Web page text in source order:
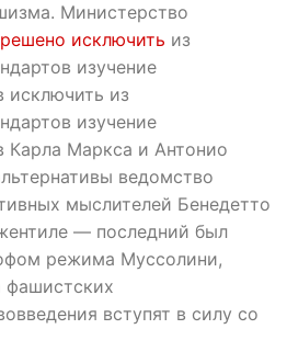
Министерство
решено исключить из
изучение
исключить из
изучение
Карла Маркса и Антонио
ведомство
мыслителей Бенедетто
— последний был
режима Муссолини,
фашистских
вступят в силу со